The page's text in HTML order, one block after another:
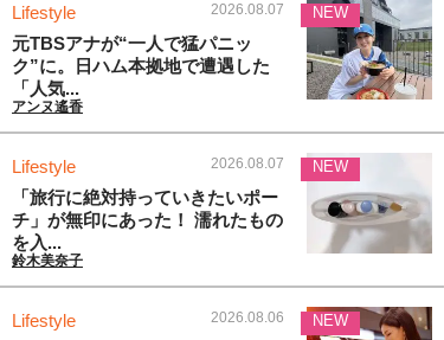
Lifestyle 2026.08.07
元TBSアナが“一人で猛パニッ
ク”に。日ハム本拠地で遭遇した
「人気...
アンヌ遙香
NEW
Lifestyle 2026.08.07
「旅行に絶対持っていきたいポー
チ」が無印にあった！ 濡れたもの
を入...
鈴木美奈子
NEW
Lifestyle 2026.08.06 NEW